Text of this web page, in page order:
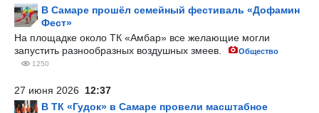
В Самаре прошёл семейный фестиваль «Дофамин
Фест»
На площадке около ТК «Амбар» все желающие могли
запустить разнообразных воздушных змеев.
Общество
1250
27 июня 2026 12:37
В ТК «Гудок» в Самаре провели масштабное